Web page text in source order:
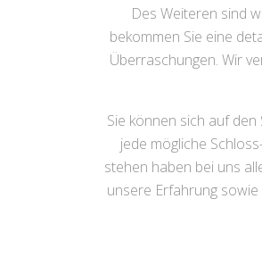
Des Weiteren sind
bekommen Sie eine
Überraschungen. Wir
Sie können sich auf
jede mögliche
stehen haben bei uns
unsere Erfahrung